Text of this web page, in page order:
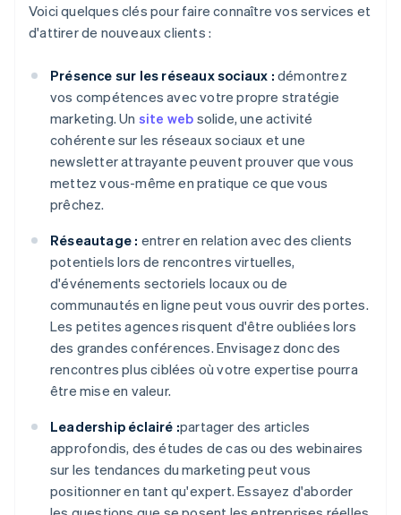
Voici quelques clés pour faire connaître vos services et
d'attirer de nouveaux clients :
Présence sur les réseaux sociaux : démontrez
vos compétences avec votre propre stratégie
marketing. Un site web solide, une activité
cohérente sur les réseaux sociaux et une
newsletter attrayante peuvent prouver que vous
mettez vous-même en pratique ce que vous
prêchez.
Réseautage : entrer en relation avec des clients
potentiels lors de rencontres virtuelles,
d'événements sectoriels locaux ou de
communautés en ligne peut vous ouvrir des portes.
Les petites agences risquent d'être oubliées lors
des grandes conférences. Envisagez donc des
rencontres plus ciblées où votre expertise pourra
être mise en valeur.
Leadership éclairé :partager des articles
approfondis, des études de cas ou des webinaires
sur les tendances du marketing peut vous
positionner en tant qu'expert. Essayez d'aborder